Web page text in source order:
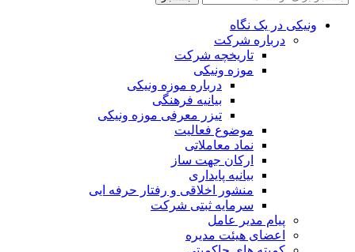
ونیکی در یک نگاه
درباره شرکت
تاریخچه شرکت
موزه ونیکی
درباره موزه ونیکی
بیانیه فرهنگی
تیزر معرفی موزه ونیکی
موضوع فعالیت
نماد معاملاتی
ارکان جهت ساز
بیانیه پایداری
منشور اخلاقی و رفتار حرفه ایی
سرمایه ثبتی شرکت
پیام مدیر عامل
اعضای هیئت مدیره